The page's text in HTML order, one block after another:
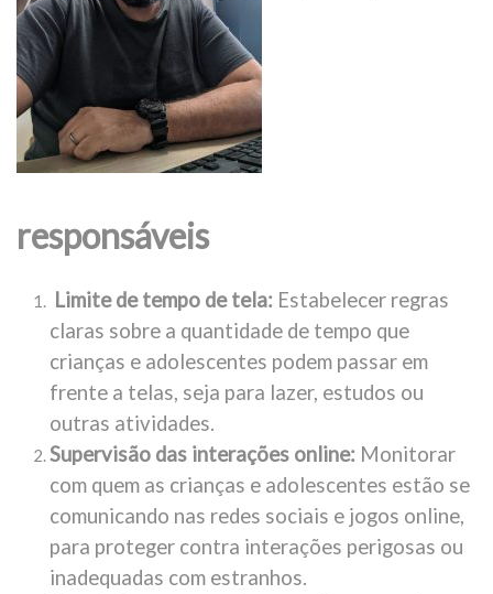
responsáveis
Limite de tempo de tela: Estabelecer regras
claras sobre a quantidade de tempo que
crianças e adolescentes podem passar em
frente a telas, seja para lazer, estudos ou
outras atividades.
Supervisão das interações online: Monitorar
com quem as crianças e adolescentes estão se
comunicando nas redes sociais e jogos online,
para proteger contra interações perigosas ou
inadequadas com estranhos.